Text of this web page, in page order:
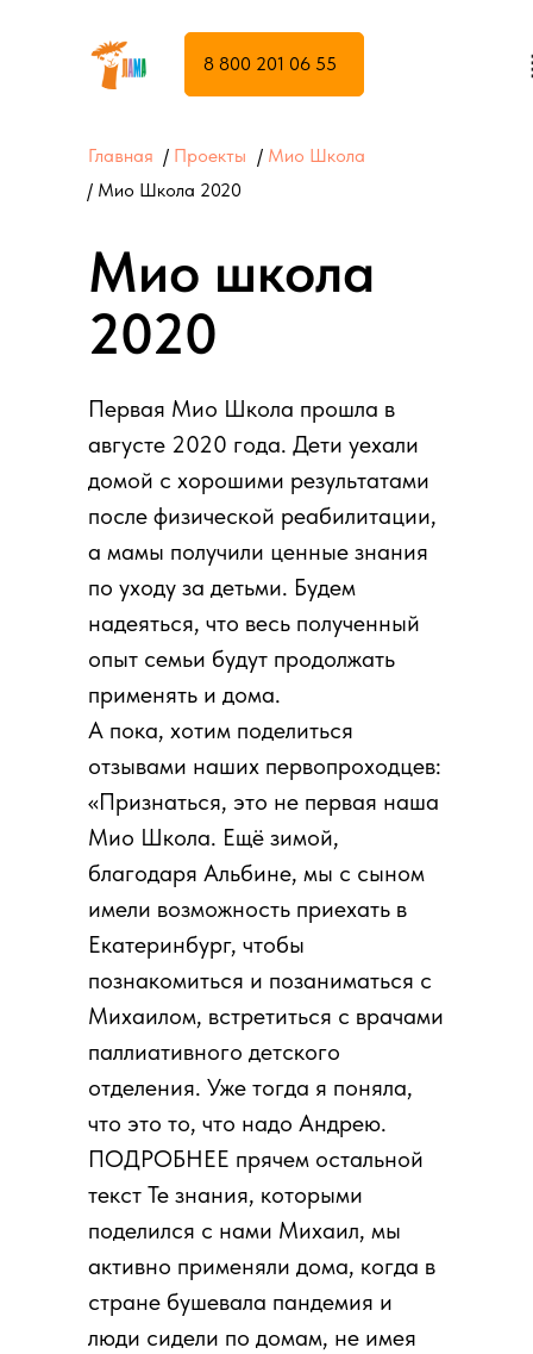
8 800 201 06 55
Главная / Проекты / Мио Школа
/ Мио Школа 2020
Мио школа
2020
Первая Мио Школа прошла в
августе 2020 года. Дети уехали
домой с хорошими результатами
после физической реабилитации,
а мамы получили ценные знания
по уходу за детьми. Будем
надеяться, что весь полученный
опыт семьи будут продолжать
применять и дома.
А пока, хотим поделиться
отзывами наших первопроходцев:
«Признаться, это не первая наша
Мио Школа. Ещё зимой,
благодаря Альбине, мы с сыном
имели возможность приехать в
Екатеринбург, чтобы
познакомиться и позаниматься с
Михаилом, встретиться с врачами
паллиативного детского
отделения. Уже тогда я поняла,
что это то, что надо Андрею.
ПОДРОБНЕЕ прячем остальной
текст Те знания, которыми
поделился с нами Михаил, мы
активно применяли дома, когда в
стране бушевала пандемия и
люди сидели по домам, не имея